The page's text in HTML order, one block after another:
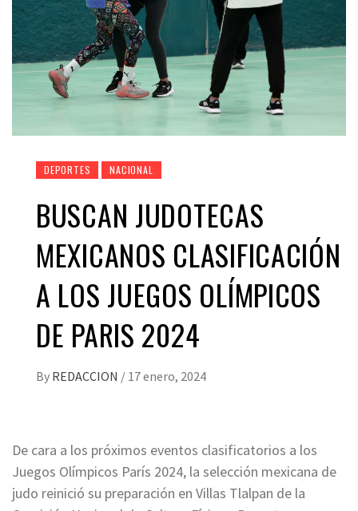
DEPORTES NACIONAL
BUSCAN JUDOTECAS
MEXICANOS CLASIFICACIÓN
A LOS JUEGOS OLÍMPICOS
DE PARIS 2024
By REDACCION / 17 enero, 2024
De cara a los próximos eventos clasificatorios a los
Juegos Olímpicos París 2024, la selección mexicana de
judo reinició su preparación en Villas Tlalpan de la